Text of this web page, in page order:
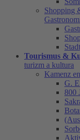
Shopping
Tourismus &
turizm a kultura
Kamenz
G.
800